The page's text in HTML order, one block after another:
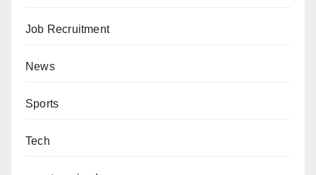
Job Recruitment
News
Sports
Tech